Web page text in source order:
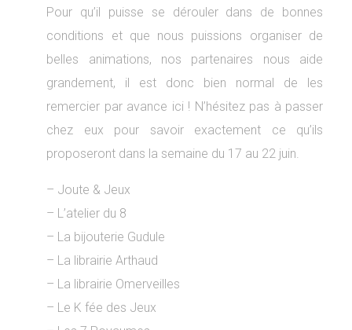
Pour qu’il puisse se dérouler dans de bonnes
conditions et que nous puissions organiser de
belles animations, nos partenaires nous aide
grandement, il est donc bien normal de les
remercier par avance ici ! N’hésitez pas à passer
chez eux pour savoir exactement ce qu’ils
proposeront dans la semaine du 17 au 22 juin.
– Joute & Jeux
– L’atelier du 8
– La bijouterie Gudule
– La librairie Arthaud
– La librairie Omerveilles
– Le K fée des Jeux